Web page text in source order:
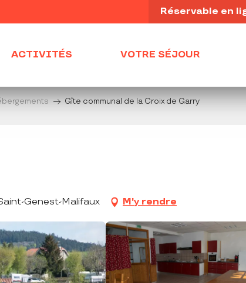
Réservable en
ACTIVITÉS VOTRE SÉJOUR
Gîte communal de la Croix de Garry
Genest-Malifaux
M'y rendre